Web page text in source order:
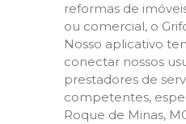
reformas de
ou comercial, o
Nosso aplicativo
conectar nossos
prestadores de
competentes,
Roque de Minas,